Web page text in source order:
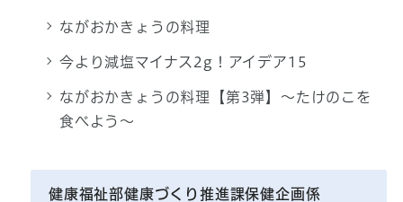
ながおかきょうの料理
今より減塩マイナス2g！アイデア15
ながおかきょうの料理【第3弾】～たけのこを
食べよう～
健康福祉部健康づくり推進課保健企画係